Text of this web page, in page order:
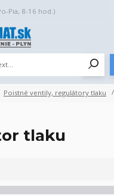
Pia, 8-16 hod.)
Poistné ventily, regulátory tlaku
tlaku